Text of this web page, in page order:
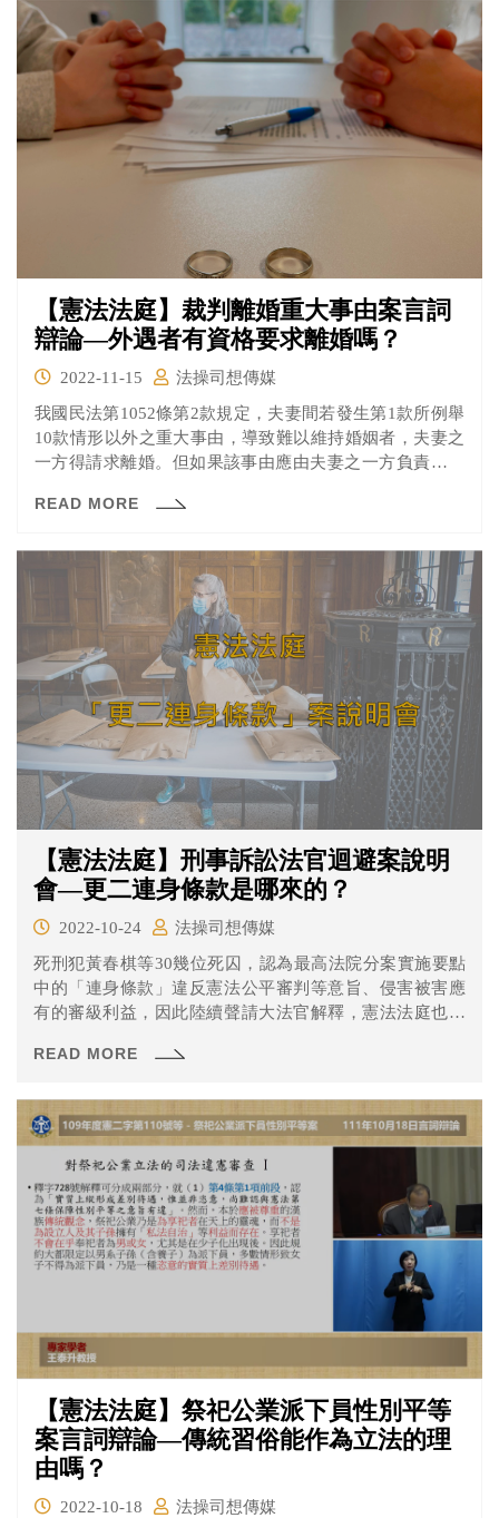
等行政法院等法官在審理相關案件時，認為年資條例可能
有違反禁止恣意原則及平等原則等等問題，因此依職權停
止審理並聲請大法官釋憲，這次各方有什麼看法呢？
【憲法法庭】裁判離婚重大事由案言詞
辯論—外遇者有資格要求離婚嗎？
2022-11-15
法操司想傳媒
我國民法第1052條第2款規定，夫妻間若發生第1款所例舉
10款情形以外之重大事由，導致難以維持婚姻者，夫妻之
一方得請求離婚。但如果該事由應由夫妻之一方負責者，
導致婚姻無法存續，那只有「沒外遇」的一方有資格向法
責任較輕的一方可以訴請離婚，算不算侵害人民的婚姻自
由？若因此沒離婚，對於雙方及其他家庭成員又真的是件
好事嗎？今天憲法法庭言詞辯論就此問題展開討論。
READ MORE
【憲法法庭】刑事訴訟法官迴避案說明
會—更二連身條款是哪來的？
2022-10-24
法操司想傳媒
死刑犯黃春棋等30幾位死囚，認為最高法院分案實施要點
中的「連身條款」違反憲法公平審判等意旨、侵害被害應
有的審級利益，因此陸續聲請大法官解釋，憲法法庭也與
READ MORE
【憲法法庭】祭祀公業派下員性別平等
案言詞辯論—傳統習俗能作為立法的理
由嗎？
2022-10-18
法操司想傳媒